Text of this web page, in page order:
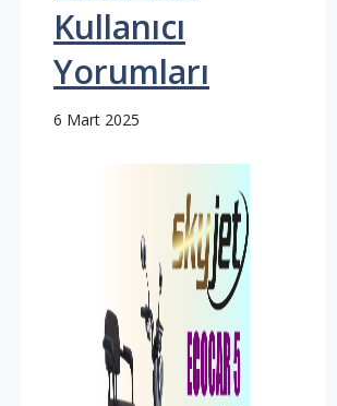
Kullanıcı
Yorumları
6 Mart 2025